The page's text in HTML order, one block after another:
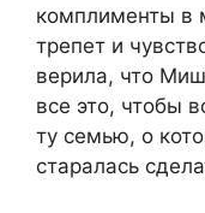
комплименты в
трепет и
верила, что
все это, чтобы
ту семью, о
старалась